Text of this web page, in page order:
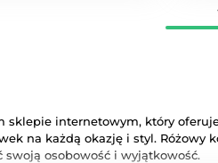
sklepie internetowym, który
na każdą okazję i styl.
swoją osobowość i wyjątkowość.